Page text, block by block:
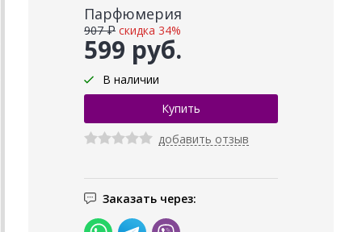
Парфюмерия
599 руб.
907 ₽ скидка 34%
В наличии
добавить отзыв
Заказать через: